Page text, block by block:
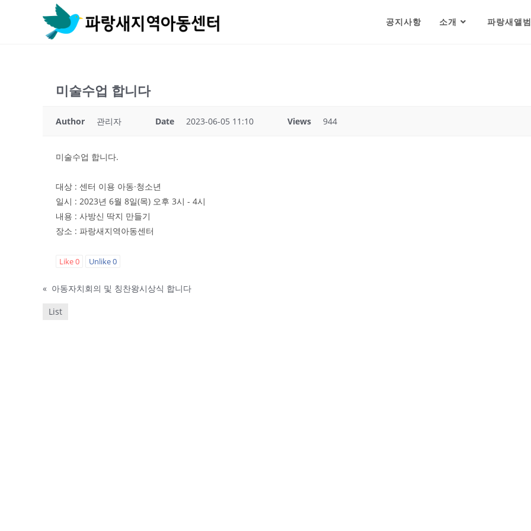
공지사항 소개 파랑새앨범
미술수업 합니다
Author 관리자 Date 2023-06-05 11:10 Views 944
미술수업 합니다.
대상 : 센터 이용 아동·청소년
일시 : 2023년 6월 8일(목) 오후 3시 - 4시
내용 : 사방신 딱지 만들기
장소 : 파랑새지역아동센터
Like0 Unlike0
« 아동자치회의 및 칭찬왕시상식 합니다
List